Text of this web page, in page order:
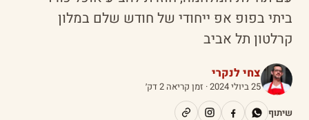
ביתי בפופ אפ ייחודי של חודש שלם במלון
קרלטון תל אביב
צחי לנקרי
25 ביולי 2024
· זמן קריאה 2 דק׳
שיתוף